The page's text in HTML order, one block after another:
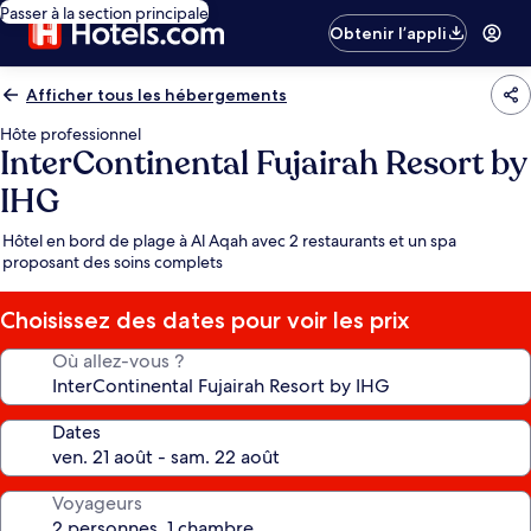
Passer à la section principale
Obtenir l’appli
Afficher tous les hébergements
Hôte professionnel
InterContinental Fujairah Resort by
IHG
Hôtel en bord de plage à Al Aqah avec 2 restaurants et un spa
proposant des soins complets
Choisissez des dates pour voir les prix
Où allez-vous ?
Dates
Voyageurs